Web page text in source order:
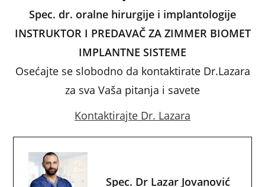
Spec. dr. oralne hirurgije i implantologije
INSTRUKTOR I PREDAVAČ ZA ZIMMER BIOMET
IMPLANTNE SISTEME
Osećajte se slobodno da kontaktirate Dr.Lazara
za sva Vaša pitanja i savete
Kontaktirajte Dr. Lazara
Spec. Dr Lazar Jovanović